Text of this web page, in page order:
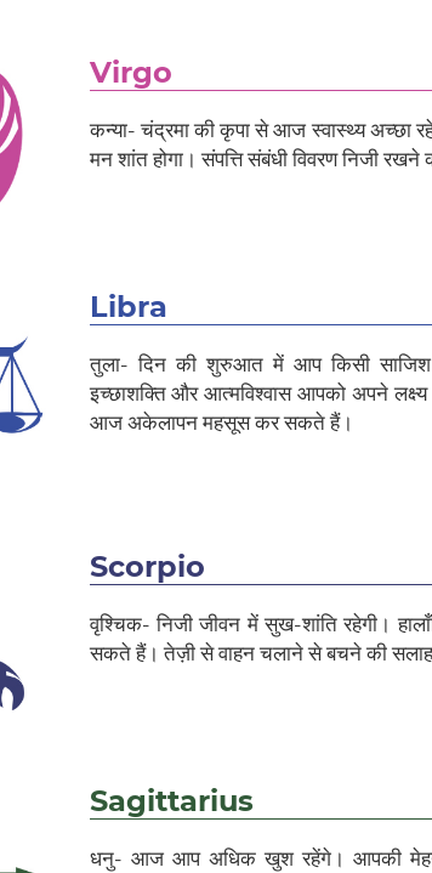
Virgo
कन्या- चंद्रमा की कृपा से आज स्वास्थ्य अच्छा
मन शांत होगा। संपत्ति संबंधी विवरण निजी रखने
Libra
तुला- दिन की शुरुआत में आप किसी
इच्छाशक्ति और आत्मविश्वास आपको अपने
आज अकेलापन महसूस कर सकते हैं।
Scorpio
वृश्चिक- निजी जीवन में सुख-शांति रहेगी।
सकते हैं। तेज़ी से वाहन चलाने से बचने की सलाह
Sagittarius
धनु- आज आप अधिक खुश रहेंगे। आपकी